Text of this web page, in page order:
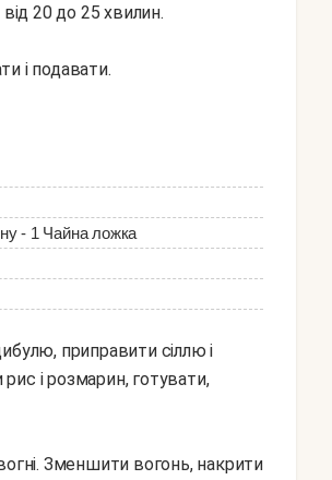
20 до 25 хвилин.
і подавати.
- 1 Чайна ложка
приправити сіллю і
і розмарин, готувати,
Зменшити вогонь, накрити